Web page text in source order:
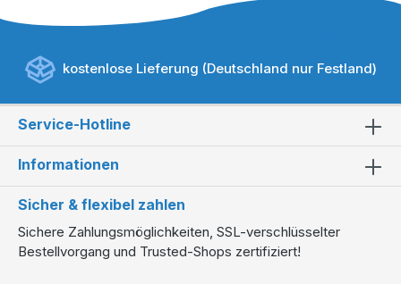
kostenlose Lieferung (Deutschland nur Festland)
Service-Hotline
Informationen
Sicher & flexibel zahlen
Sichere Zahlungsmöglichkeiten, SSL-verschlüsselter
Bestellvorgang und Trusted-Shops zertifiziert!